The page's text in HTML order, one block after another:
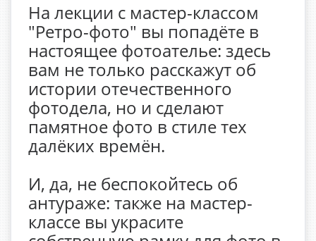
На лекции с мастер-классом
"Ретро-фото" вы попадёте в
настоящее фотоателье: здесь
вам не только расскажут об
истории отечественного
фотодела, но и сделают
памятное фото в стиле тех
далёких времён.
И, да, не беспокойтесь об
антураже: также на мастер-
классе вы украсите